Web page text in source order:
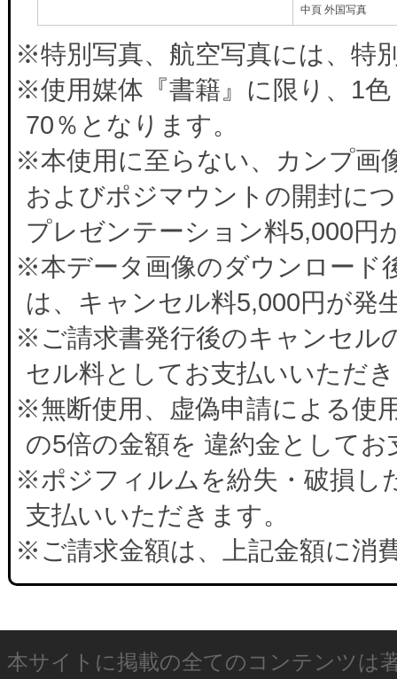
中頁 外国写真
※特別写真、航空写真には、特
※使用媒体『書籍』に限り、1
70％となります。
※本使用に至らない、カンプ画
およびポジマウントの開封に
プレゼンテーション料5,000円
※本データ画像のダウンロード
は、キャンセル料5,000円が発
※ご請求書発行後のキャンセル
セル料としてお支払いいただ
※無断使用、虚偽申請による使
の5倍の金額を 違約金として
※ポジフィルムを紛失・破損し
支払いいただきます。
※ご請求金額は、上記金額に消
本サイトに掲載の全てのコンテンツは